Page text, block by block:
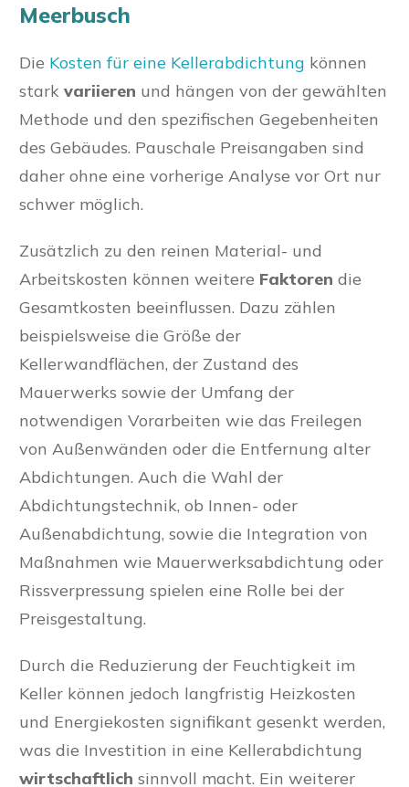
Meerbusch
Die Kosten für eine Kellerabdichtung können
stark variieren und hängen von der gewählten
Methode und den spezifischen Gegebenheiten
des Gebäudes. Pauschale Preisangaben sind
daher ohne eine vorherige Analyse vor Ort nur
schwer möglich.
Zusätzlich zu den reinen Material- und
Arbeitskosten können weitere Faktoren die
Gesamtkosten beeinflussen. Dazu zählen
beispielsweise die Größe der
Kellerwandflächen, der Zustand des
Mauerwerks sowie der Umfang der
notwendigen Vorarbeiten wie das Freilegen
von Außenwänden oder die Entfernung alter
Abdichtungen. Auch die Wahl der
Abdichtungstechnik, ob Innen- oder
Außenabdichtung, sowie die Integration von
Maßnahmen wie Mauerwerksabdichtung oder
Rissverpressung spielen eine Rolle bei der
Preisgestaltung.
Durch die Reduzierung der Feuchtigkeit im
Keller können jedoch langfristig Heizkosten
und Energiekosten signifikant gesenkt werden,
was die Investition in eine Kellerabdichtung
wirtschaftlich sinnvoll macht. Ein weiterer